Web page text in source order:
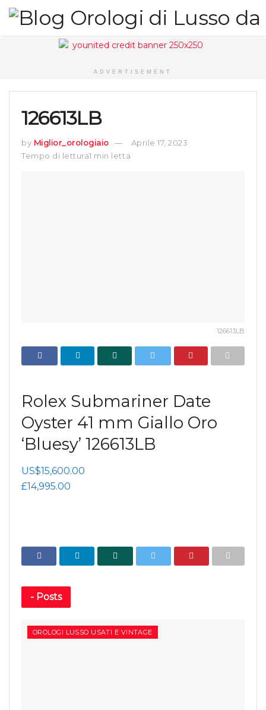
ADVERTISEMENT
126613LB
by Miglior_orologiaio
Aprile 17, 2023
Tempo di lettura1 min letta
126613LB
Rolex Submariner Date
Oyster 41 mm Giallo Oro
‘Bluesy’ 126613LB
US$15,600.00
£14,995.00
- Posts
OROLOGI LUSSO USATI E VINTAGE